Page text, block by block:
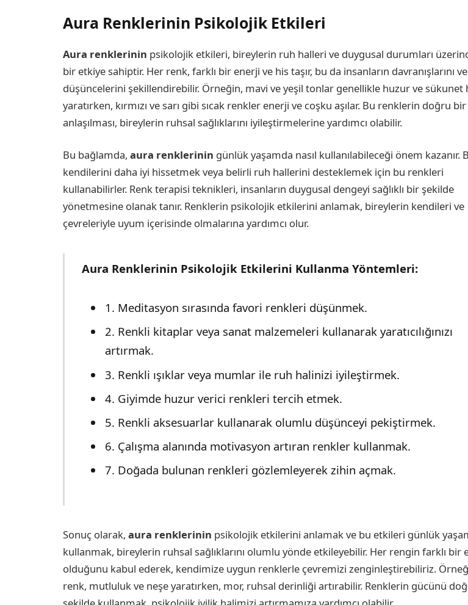
Aura Renklerinin Psikolojik Etkileri
Aura renklerinin psikolojik etkileri, bireylerin ruh halleri ve duygusal durumları
bir etkiye sahiptir. Her renk, farklı bir enerji ve his taşır, bu da insanların davranışlarını ve
düşüncelerini şekillendirebilir. Örneğin, mavi ve yeşil tonlar genellikle huzur ve sükunet
yaratırken, kırmızı ve sarı gibi sıcak renkler enerji ve coşku aşılar. Bu renklerin doğru
anlaşılması, bireylerin ruhsal sağlıklarını iyileştirmelerine yardımcı olabilir.
Bu bağlamda, aura renklerinin günlük yaşamda nasıl kullanılabileceği önem kazanır.
kendilerini daha iyi hissetmek veya belirli ruh hallerini desteklemek için bu renkleri
kullanabilirler. Renk terapisi teknikleri, insanların duygusal dengeyi sağlıklı bir şekilde
yönetmesine olanak tanır. Renklerin psikolojik etkilerini anlamak, bireylerin kendileri ve
çevreleriyle uyum içerisinde olmalarına yardımcı olur.
Aura Renklerinin Psikolojik Etkilerini Kullanma Yöntemleri:
1. Meditasyon sırasında favori renkleri düşünmek.
2. Renkli kitaplar veya sanat malzemeleri kullanarak yaratıcılığınızı
artırmak.
3. Renkli ışıklar veya mumlar ile ruh halinizi iyileştirmek.
4. Giyimde huzur verici renkleri tercih etmek.
5. Renkli aksesuarlar kullanarak olumlu düşünceyi pekiştirmek.
6. Çalışma alanında motivasyon artıran renkler kullanmak.
7. Doğada bulunan renkleri gözlemleyerek zihin açmak.
Sonuç olarak, aura renklerinin psikolojik etkilerini anlamak ve bu etkileri günlük
kullanmak, bireylerin ruhsal sağlıklarını olumlu yönde etkileyebilir. Her rengin farklı bir
olduğunu kabul ederek, kendimize uygun renklerle çevremizi zenginleştirebiliriz.
renk, mutluluk ve neşe yaratırken, mor, ruhsal derinliği artırabilir. Renklerin gücünü